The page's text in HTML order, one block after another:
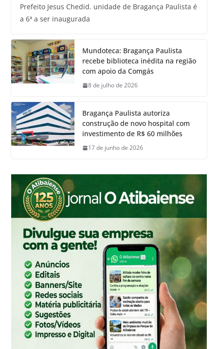
Prefeito Jesus Chedid. unidade de Bragança Paulista é
a 6ª a ser inaugurada
Mundoteca: Bragança Paulista
recebe biblioteca inédita na região
com apoio da Comgás
8 de julho de 2026
Bragança Paulista autoriza
construção de novo hospital com
investimento de R$ 60 milhões
17 de junho de 2026